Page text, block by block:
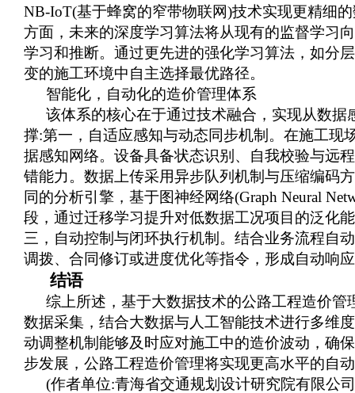
NB-IoT(基于蜂窝的窄带物联网)技术实现更精细
方面，未来的深度学习算法将从现有的监督学习
学习和推断。通过更先进的强化学习算法，如分
变的施工环境中自主选择最优路径。
智能化，自动化的造价管理体系
该体系的核心在于通过技术融合，实现从数
撑:第一，自适应感知与动态同步机制。在施工现
据感知网络。设备具备状态识别、自我校验与远
错能力。数据上传采用异步队列机制与压缩编码
同的分析引擎，基于图神经网络(Graph Neural
段，通过迁移学习提升对低数据工况项目的泛化
三，自动控制与闭环执行机制。结合业务流程自
调拨、合同修订或进度优化等指令，形成自动响
结语
综上所述，基于大数据技术的公路工程造价
数据采集，结合大数据与人工智能技术进行多维
动调整机制能够及时应对施工中的造价波动，确
步发展，公路工程造价管理将实现更高水平的自
(作者单位:青海省交通规划设计研究院有限公